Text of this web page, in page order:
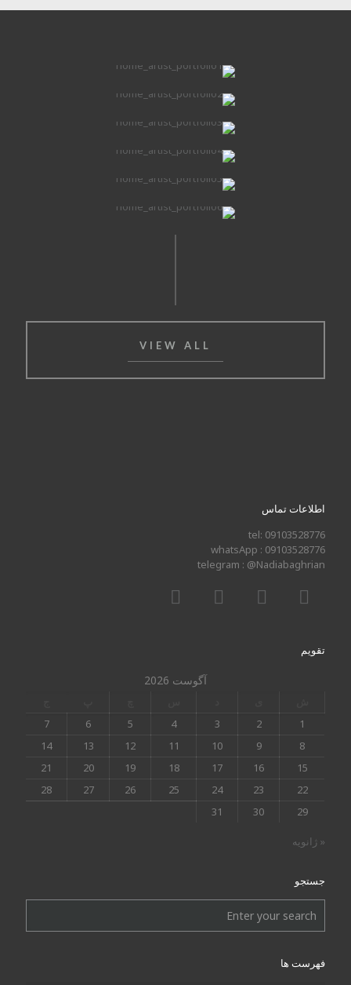
VIEW ALL
اطلاعات تماس
tel: 09103528776
whatsApp : 09103528776
telegram : @Nadiabaghrian
تقویم
آگوست 2026
1
2
3
4
5
6
7
8
9
10
11
12
13
14
15
16
17
18
19
20
21
22
23
24
25
26
27
28
29
30
31
« ژانویه
جستجو
فهرست ها